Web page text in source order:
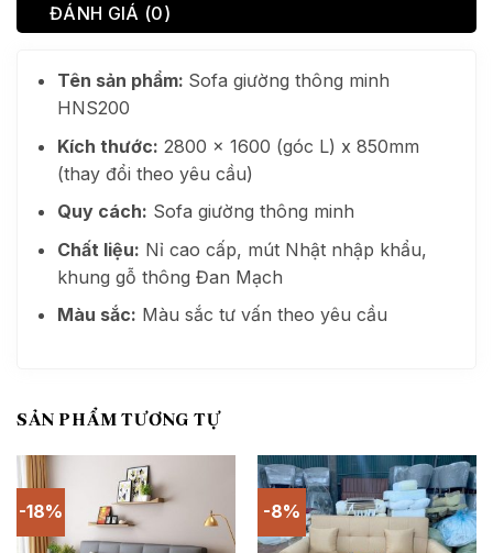
ĐÁNH GIÁ (0)
Tên sản phẩm: Sofa giường thông minh
HNS200
Kích thước: 2800 x 1600 (góc L) x 850mm
(thay đổi theo yêu cầu)
Quy cách: Sofa giường thông minh
Chất liệu: Nỉ cao cấp, mút Nhật nhập khẩu,
khung gỗ thông Đan Mạch
Màu sắc: Màu sắc tư vấn theo yêu cầu
SẢN PHẨM TƯƠNG TỰ
-18% -8%